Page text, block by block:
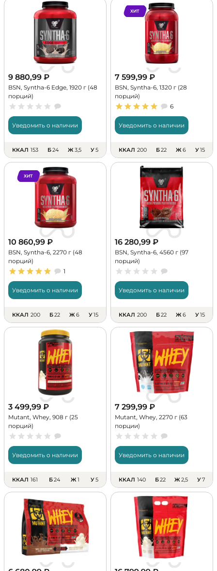
9 880,99 ₽
BSN, Syntha-6 Edge, 1920 г (48
порций)
Уведомить о наличии
ККАЛ 153 Б24 Ж3,5 У5
ХИТ
7 599,99 ₽
BSN, Syntha-6, 1320 г (28
порций)
6
Уведомить о наличии
ККАЛ 200 Б22 Ж6 У15
ХИТ
10 860,99 ₽
BSN, Syntha-6, 2270 г (48
порций)
1
Уведомить о наличии
ККАЛ 200 Б22 Ж6 У15
16 280,99 ₽
BSN, Syntha-6, 4560 г (97
порций)
Уведомить о наличии
ККАЛ 200 Б22 Ж6 У15
3 499,99 ₽
Mutant, Whey, 908 г (25
порций)
Уведомить о наличии
ККАЛ 161 Б24 Ж1 У5
7 299,99 ₽
Mutant, Whey, 2270 г (63
порции)
Уведомить о наличии
ККАЛ 140 Б22 Ж2,5 У7